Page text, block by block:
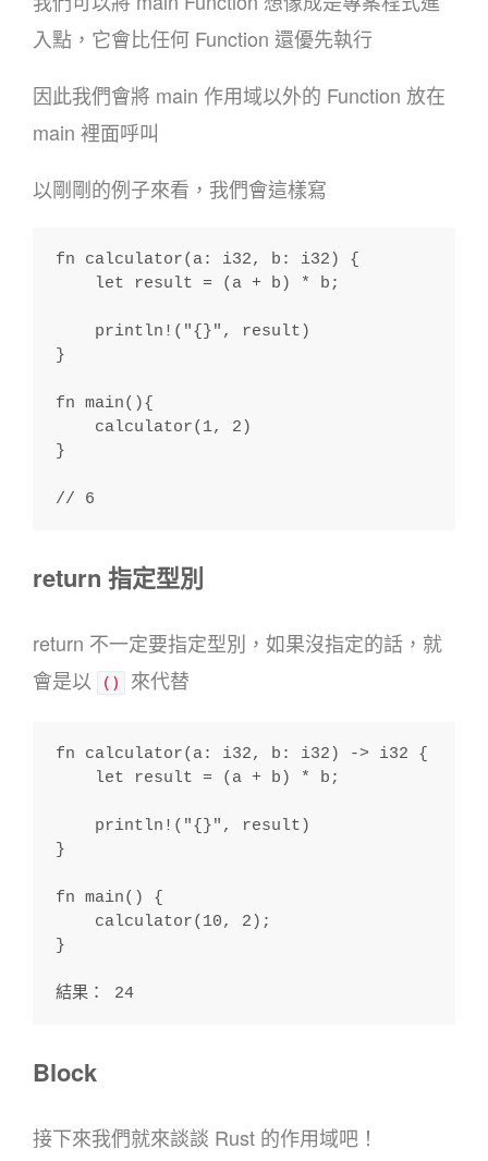
入點，它會比任何 Function 還優先執行
因此我們會將 main 作用域以外的 Function 放在
main 裡面呼叫
以剛剛的例子來看，我們會這樣寫
fn calculator(a: i32, b: i32) {
    let result = (a + b) * b;
    println!("{}", result)
}
fn main(){
    calculator(1, 2)
}
// 6
return 指定型別
return 不一定要指定型別，如果沒指定的話，就
會是以
() 來代替
fn calculator(a: i32, b: i32) -> i32 {
    let result = (a + b) * b;
    println!("{}", result)
}
fn main() {
    calculator(10, 2);
}
結果： 24
Block
接下來我們就來談談 Rust 的作用域吧！